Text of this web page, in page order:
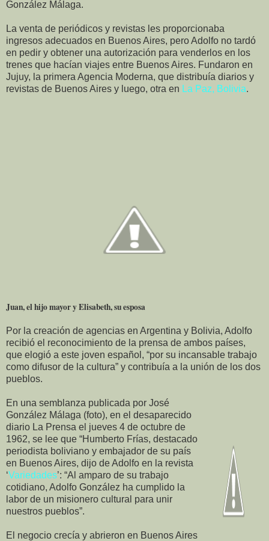
González Málaga.
La venta de periódicos y revistas les proporcionaba
ingresos adecuados en Buenos Aires, pero Adolfo no tardó
en pedir y obtener una autorización para venderlos en los
trenes que hacían viajes entre Buenos Aires. Fundaron en
Jujuy, la primera Agencia Moderna, que distribuía diarios y
revistas de Buenos Aires y luego, otra en La Paz, Bolivia.
Juan, el hijo mayor y Elisabeth, su esposa
Por la creación de agencias en Argentina y Bolivia, Adolfo
recibió el reconocimiento de la prensa de ambos países,
que elogió a este joven español, “por su incansable trabajo
como difusor de la cultura” y contribuía a la unión de los dos
pueblos.
En una semblanza publicada por José
González Málaga (foto), en el desaparecido
diario La Prensa el jueves 4 de octubre de
1962, se lee que “Humberto Frías, destacado
periodista boliviano y embajador de su país
en Buenos Aires, dijo de Adolfo en la revista
‘Variedades’: “Al amparo de su trabajo
cotidiano, Adolfo González ha cumplido la
labor de un misionero cultural para unir
nuestros pueblos”.
El negocio crecía y abrieron en Buenos Aires